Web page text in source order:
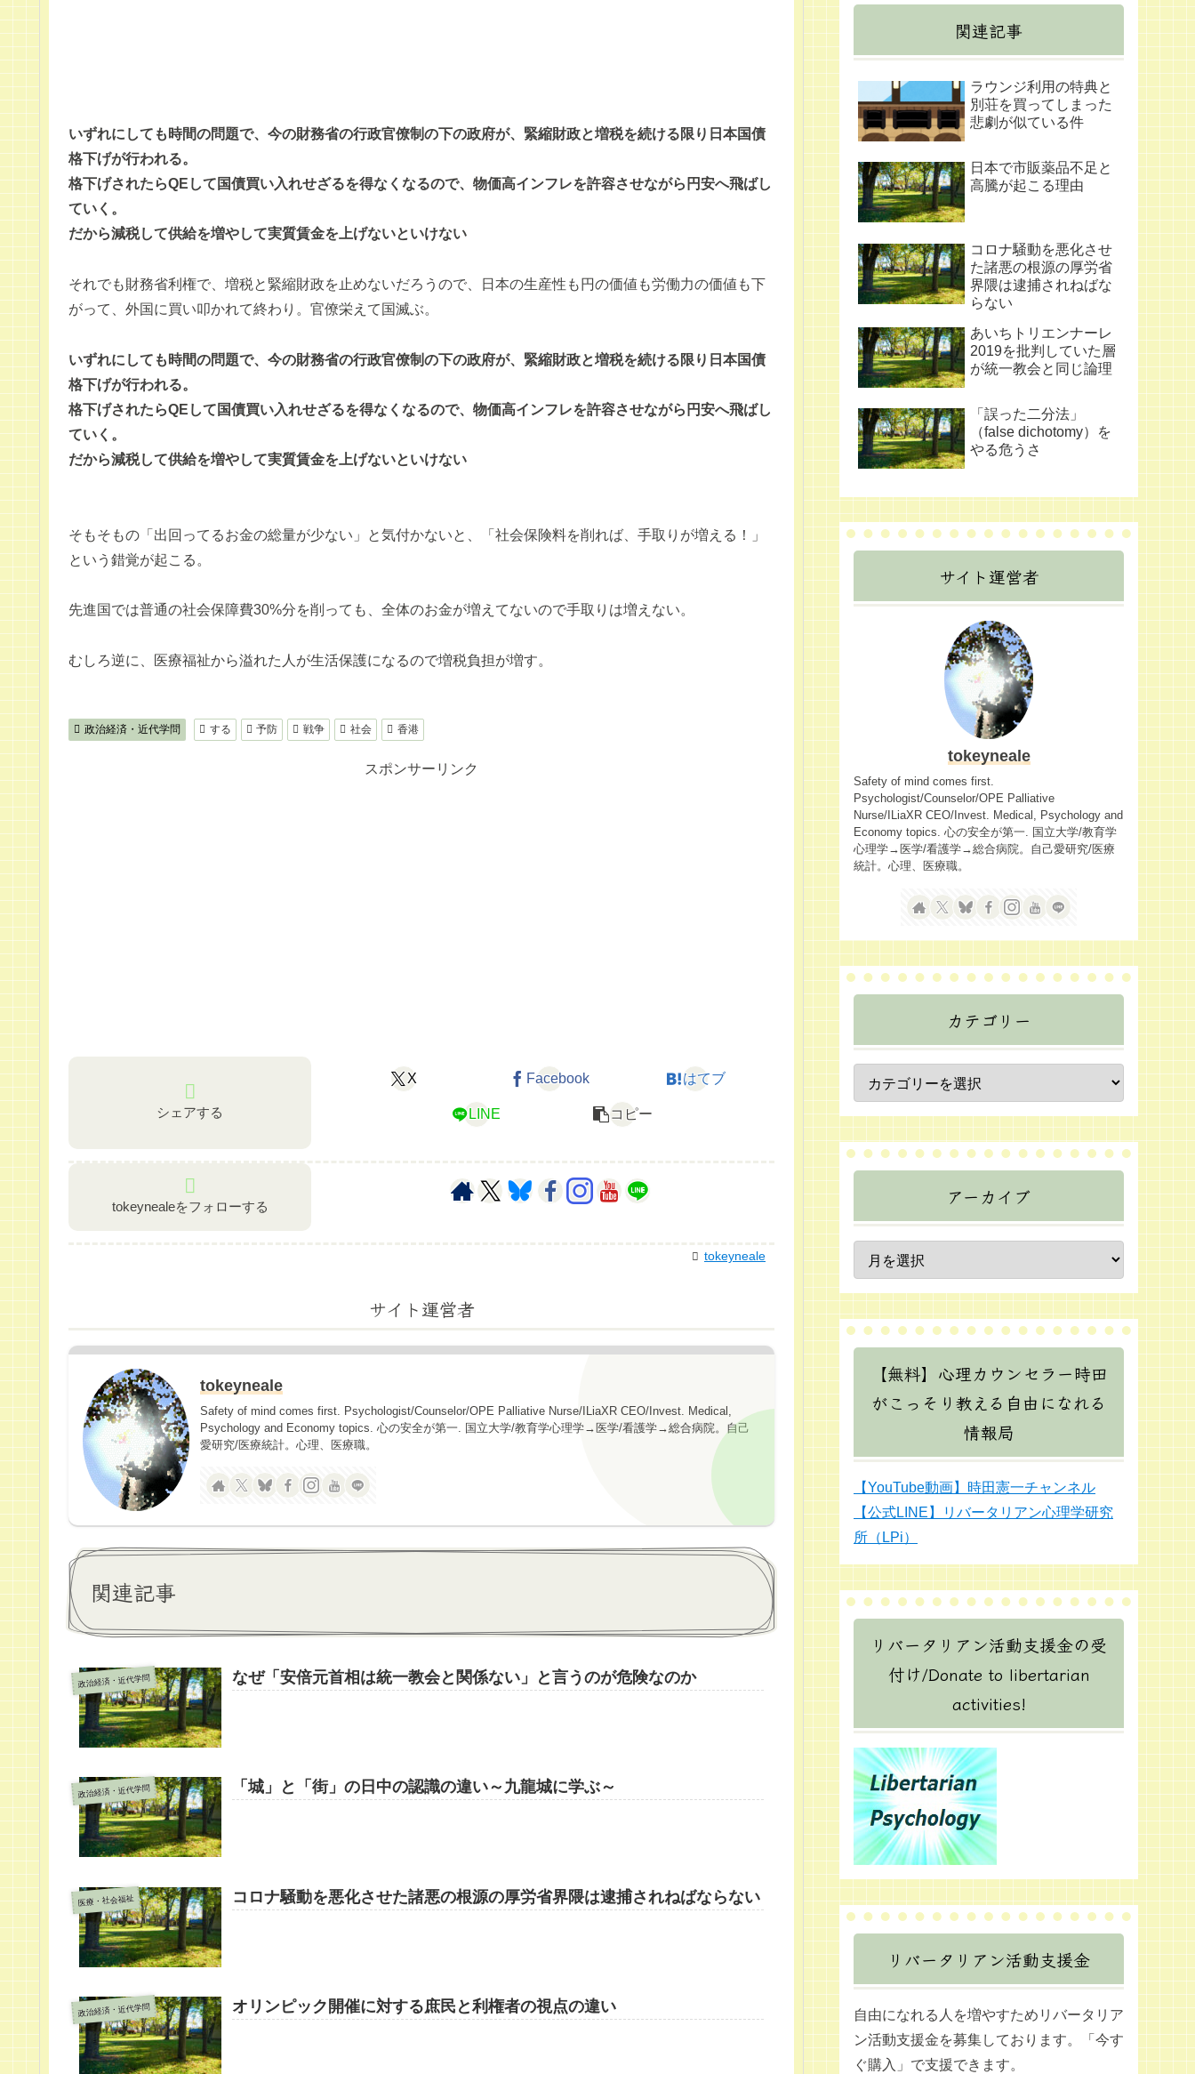
いずれにしても時間の問題で、今の財務省の行政官僚制の下の政府が、緊縮財政と増税を続ける限り日本国債
格下げが行われる。
格下げされたらQEして国債買い入れせざるを得なくなるので、物価高インフレを許容させながら円安へ飛ばし
ていく。
だから減税して供給を増やして実質賃金を上げないといけない
それでも財務省利権で、増税と緊縮財政を止めないだろうので、日本の生産性も円の価値も労働力の価値も下
がって、外国に買い叩かれて終わり。官僚栄えて国滅ぶ。
いずれにしても時間の問題で、今の財務省の行政官僚制の下の政府が、緊縮財政と増税を続ける限り日本国債
格下げが行われる。
格下げされたらQEして国債買い入れせざるを得なくなるので、物価高インフレを許容させながら円安へ飛ばし
ていく。
だから減税して供給を増やして実質賃金を上げないといけない
そもそもの「出回ってるお金の総量が少ない」と気付かないと、「社会保険料を削れば、手取りが増える！」
という錯覚が起こる。
先進国では普通の社会保障費30%分を削っても、全体のお金が増えてないので手取りは増えない。
むしろ逆に、医療福祉から溢れた人が生活保護になるので増税負担が増す。
政治経済・近代学問 する 予防 戦争 社会 香港
スポンサーリンク
シェアする
X Facebook はてブ
LINE コピー
tokeynealeをフォローする
tokeyneale
サイト運営者
tokeyneale
Safety of mind comes first. Psychologist/Counselor/OPE Palliative Nurse/ILiaXR CEO/Invest. Medical,
Psychology and Economy topics. 心の安全が第一. 国立大学/教育学心理学→医学/看護学→総合病院。自己
愛研究/医療統計。心理、医療職。
関連記事
政治経済・近代学問 なぜ「安倍元首相は統一教会と関係ない」と言うのが危険なのか
政治経済・近代学問 「城」と「街」の日中の認識の違い～九龍城に学ぶ～
医療・社会福祉 コロナ騒動を悪化させた諸悪の根源の厚労省界隈は逮捕されねばならない
政治経済・近代学問 オリンピック開催に対する庶民と利権者の視点の違い
関連記事
ラウンジ利用の特典と
別荘を買ってしまった
悲劇が似ている件
日本で市販薬品不足と
高騰が起こる理由
コロナ騒動を悪化させ
た諸悪の根源の厚労省
界隈は逮捕されねばな
らない
あいちトリエンナーレ
2019を批判していた層
が統一教会と同じ論理
「誤った二分法」
（false dichotomy）を
やる危うさ
サイト運営者
tokeyneale
Safety of mind comes first.
Psychologist/Counselor/OPE Palliative
Nurse/ILiaXR CEO/Invest. Medical, Psychology and
Economy topics. 心の安全が第一. 国立大学/教育学
心理学→医学/看護学→総合病院。自己愛研究/医療
統計。心理、医療職。
カテゴリー
アーカイブ
【無料】心理カウンセラー時田
がこっそり教える自由になれる
情報局
【YouTube動画】時田憲一チャンネル
【公式LINE】リバータリアン心理学研究
所（LPi）
リバータリアン活動支援金の受
付け/Donate to libertarian
activities!
リバータリアン活動支援金
自由になれる人を増やすためリバータリア
ン活動支援金を募集しております。「今す
ぐ購入」で支援できます。